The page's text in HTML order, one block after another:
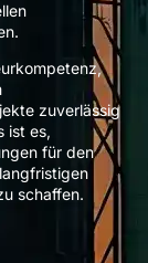
zuverlässig
ist es,
für den
schaffen.